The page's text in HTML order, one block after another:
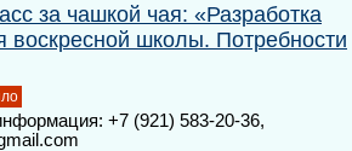
за чашкой чая: «Разработка
воскресной школы. Потребности
+7 (921) 583-20-36,